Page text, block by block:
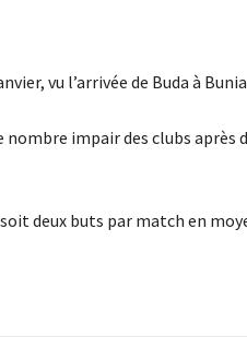
vu l’arrivée de Buda à
impair des clubs après
deux buts par match en